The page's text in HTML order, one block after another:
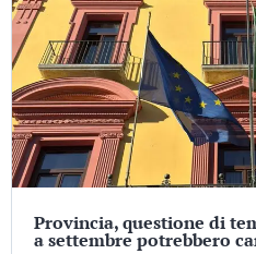
Provincia, questione di
a settembre potrebbero